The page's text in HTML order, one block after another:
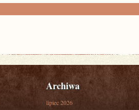
Archiwa
lipiec 2026